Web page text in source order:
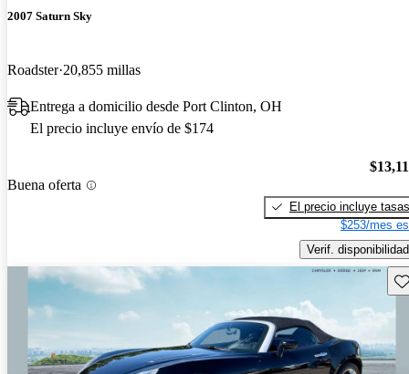
2007 Saturn Sky
Roadster 20,855 millas
Entrega a domicilio desde Port Clinton, OH
El precio incluye envío de $174
Buena oferta
El precio incluye tasas
$253/mes
Verif. disponibilidad